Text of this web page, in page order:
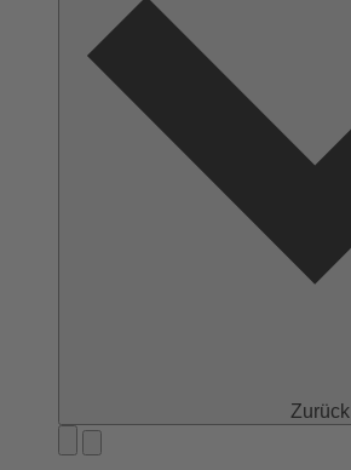
Zurück